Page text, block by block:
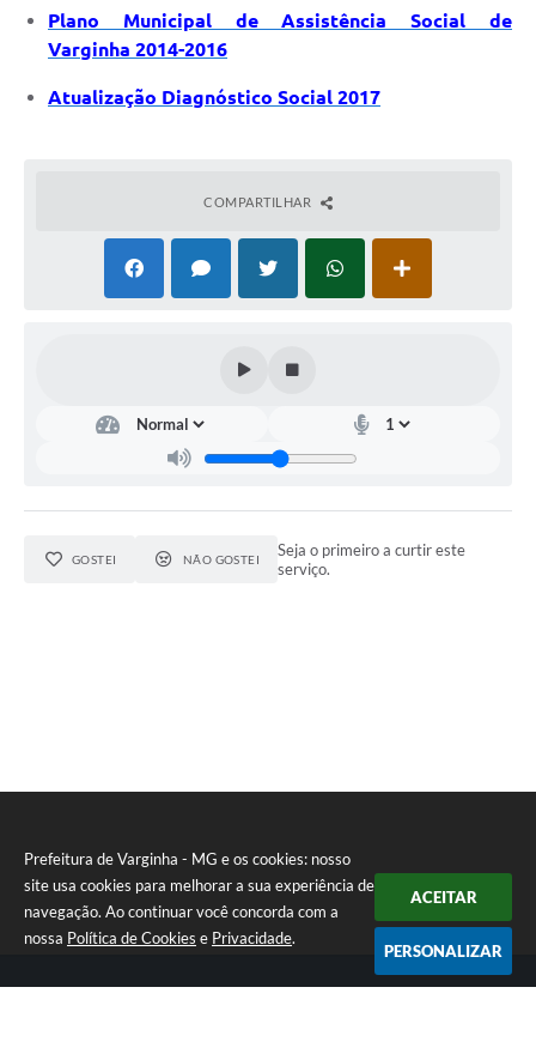
Prefeitura de Varginha - MG e os cookies: nosso
site usa cookies para melhorar a sua experiência de
navegação. Ao continuar você concorda com a
nossa Política de Cookies e Privacidade.
ACEITAR
PERSONALIZAR
Plano Municipal de Assistência Social de
Varginha 2014-2016
Atualização Diagnóstico Social 2017
COMPARTILHAR
GOSTEI NÃO GOSTEI
Seja o primeiro a curtir este
serviço.